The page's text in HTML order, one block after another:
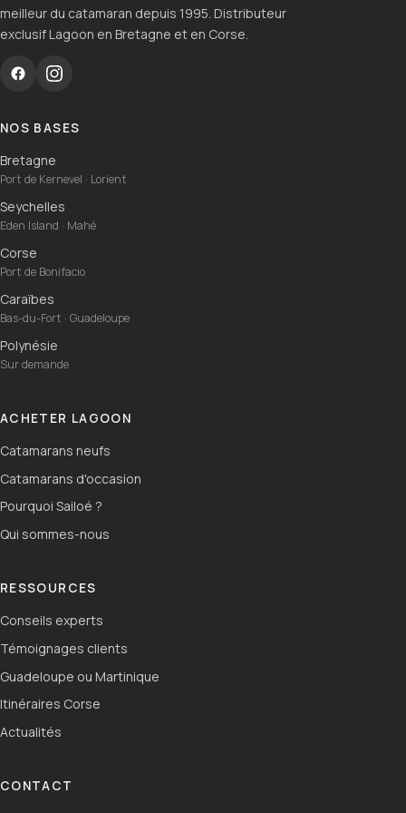
meilleur du catamaran depuis 1995. Distributeur
exclusif Lagoon en Bretagne et en Corse.
NOS BASES
Bretagne
Port de Kernevel · Lorient
Seychelles
Eden Island · Mahé
Corse
Port de Bonifacio
Caraïbes
Bas-du-Fort · Guadeloupe
Polynésie
Sur demande
ACHETER LAGOON
Catamarans neufs
Catamarans d'occasion
Pourquoi Sailoé ?
Qui sommes-nous
RESSOURCES
Conseils experts
Témoignages clients
Guadeloupe ou Martinique
Itinéraires Corse
Actualités
CONTACT